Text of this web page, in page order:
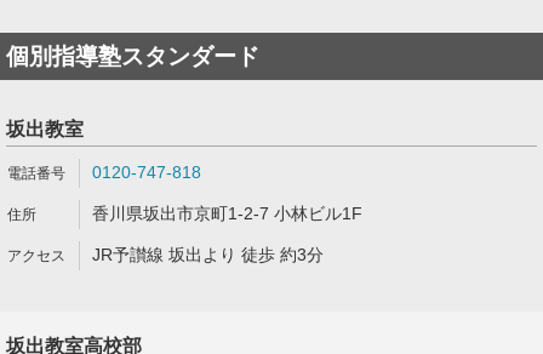
個別指導塾スタンダード
坂出教室
0120-747-818
香川県坂出市京町1-2-7 小林ビル1F
JR予讃線 坂出より 徒歩 約3分
坂出教室高校部